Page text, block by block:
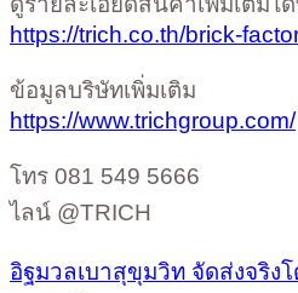
https://trich.co.th/brick-
ข้อมูลบริษัทเพิ่มเติม
https://www.trichgroup.com/
โทร 081 549 5666
ไลน์ @TRICH
อิฐมวลเบาสุขุมวิท จัดส่งจริง